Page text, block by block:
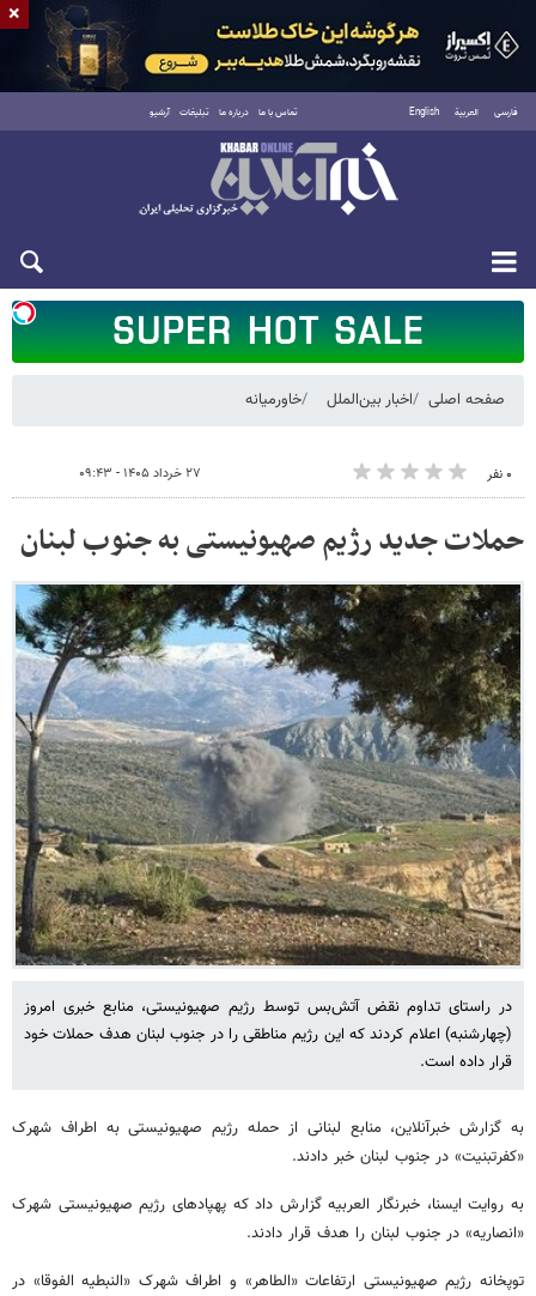
فارسی العربية English تماس با ما درباره ما تبلیغات آرشیو
شنبه ۱۷ مرداد ۱۴۰۵
صفحه اصلی اخبار بین‌الملل خاورمیانه
۰ نفر ۲۷ خرداد ۱۴۰۵ - ۰۹:۴۳
حملات جدید رژیم صهیونیستی به جنوب لبنان
در راستای تداوم نقض آتش‌بس توسط رژیم صهیونیستی، منابع خبری امروز
(چهارشنبه) اعلام کردند که این رژیم مناطقی را در جنوب لبنان هدف حملات خود
قرار داده است.
به گزارش خبرآنلاین، منابع لبنانی از حمله رژیم صهیونیستی به اطراف شهرک
«کفرتبنیت» در جنوب لبنان خبر دادند.
به روایت ایسنا، خبرنگار العربیه گزارش داد که پهپادهای رژیم صهیونیستی شهرک
«انصاریه» در جنوب لبنان را هدف قرار دادند.
توپخانه رژیم صهیونیستی ارتفاعات «الطاهر» و اطراف شهرک «النبطیه الفوقا» در
×